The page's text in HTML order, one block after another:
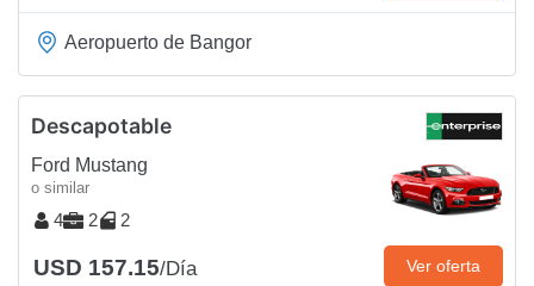
Aeropuerto de Bangor
Descapotable
Ford Mustang
o similar
4 2 2
USD 157.15/Día Ver oferta